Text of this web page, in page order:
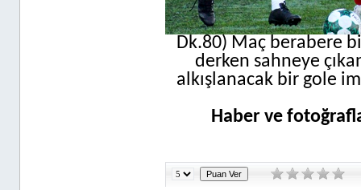
Dk.80) Maç berabere
derken sahneye
alkışlanacak bir gole
Haber ve